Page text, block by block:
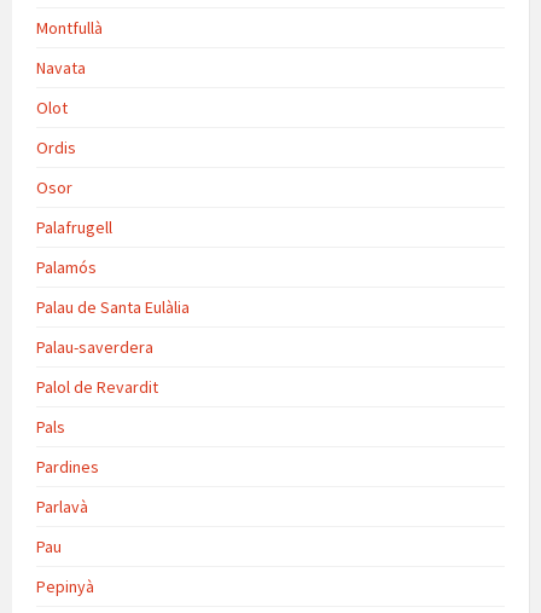
Montfullà
Navata
Olot
Ordis
Osor
Palafrugell
Palamós
Palau de Santa Eulàlia
Palau-saverdera
Palol de Revardit
Pals
Pardines
Parlavà
Pau
Pepinyà